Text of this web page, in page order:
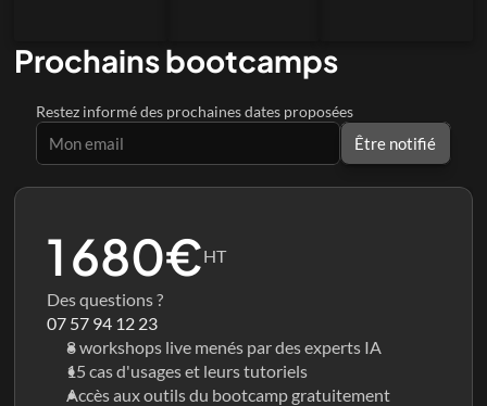
Automate design workflows and parts of project
management with Al
Challenge 14
Bring all your Al generations into one shareable
Prochains bootcamps
Restez informé des prochaines dates proposées
Être notifié
1 680€HT
Des questions ?
07 57 94 12 23
8 workshops live menés par des experts IA
15 cas d'usages et leurs tutoriels
Accès aux outils du bootcamp gratuitement